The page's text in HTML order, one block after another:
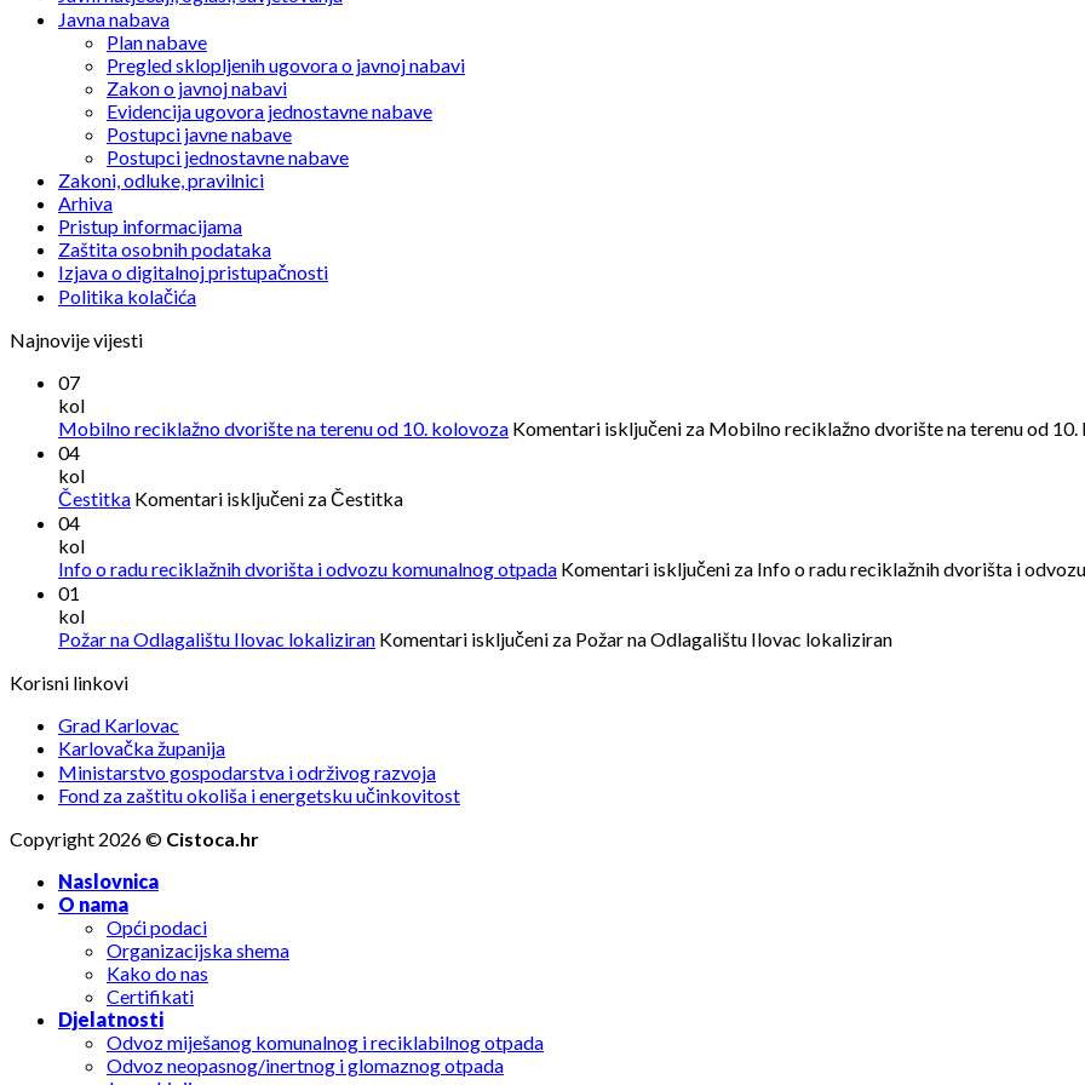
Javna nabava
Plan nabave
Pregled sklopljenih ugovora o javnoj nabavi
Zakon o javnoj nabavi
Evidencija ugovora jednostavne nabave
Postupci javne nabave
Postupci jednostavne nabave
Zakoni, odluke, pravilnici
Arhiva
Pristup informacijama
Zaštita osobnih podataka
Izjava o digitalnoj pristupačnosti
Politika kolačića
Najnovije vijesti
07
kol
Mobilno reciklažno dvorište na terenu od 10. kolovoza Komentari isključeni za Mobilno reciklažno dvorište na terenu od
04
kol
Čestitka Komentari isključeni za Čestitka
04
kol
Info o radu reciklažnih dvorišta i odvozu komunalnog otpada Komentari isključeni za Info o radu reciklažnih dvorišta i
01
kol
Požar na Odlagalištu Ilovac lokaliziran Komentari isključeni za Požar na Odlagalištu Ilovac lokaliziran
Korisni linkovi
Grad Karlovac
Karlovačka županija
Ministarstvo gospodarstva i održivog razvoja
Fond za zaštitu okoliša i energetsku učinkovitost
Copyright 2026 © Cistoca.hr
Naslovnica
O nama
Opći podaci
Organizacijska shema
Kako do nas
Certifikati
Djelatnosti
Odvoz miješanog komunalnog i reciklabilnog otpada
Odvoz neopasnog/inertnog i glomaznog otpada